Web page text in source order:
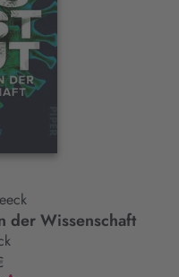
der Wissenschaft